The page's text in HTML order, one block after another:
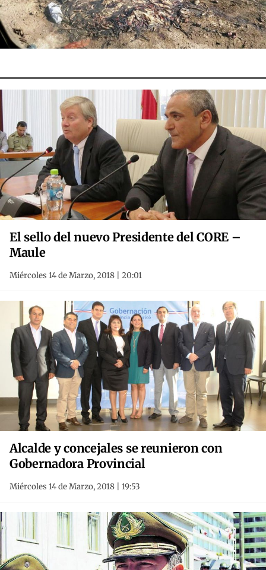
El sello del nuevo Presidente del CORE –
Maule
Miércoles 14 de Marzo, 2018 | 20:01
Alcalde y concejales se reunieron con
Gobernadora Provincial
Miércoles 14 de Marzo, 2018 | 19:53